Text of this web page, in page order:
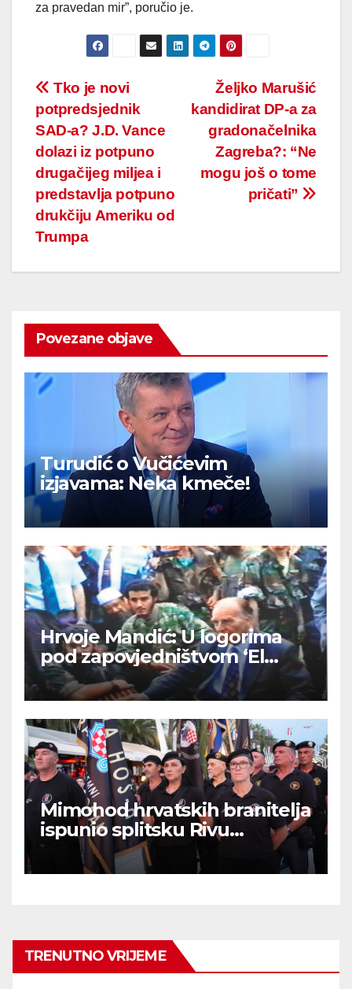
za pravedan mir”, poručio je.
Post
navigation
Željko Marušić
kandidirat DP-a za
gradonačelnika
Zagreba?: “Ne
mogu još o tome
pričati”
Tko je novi
potpredsjednik
SAD-a? J.D. Vance
dolazi iz potpuno
drugačijeg miljea i
predstavlja potpuno
drukčiju Ameriku od
Trumpa
Povezane objave
Turudić o Vučićevim
izjavama: Neka kmeče!
Hrvoje Mandić: U logorima
pod zapovjedništvom ‘El
Mudžahid’ u BiH su Hrvatima
ritualno odsijecali glave
Mimohod hrvatskih branitelja
ispunio splitsku Rivu
ponosom i zajedništvom
TRENUTNO VRIJEME